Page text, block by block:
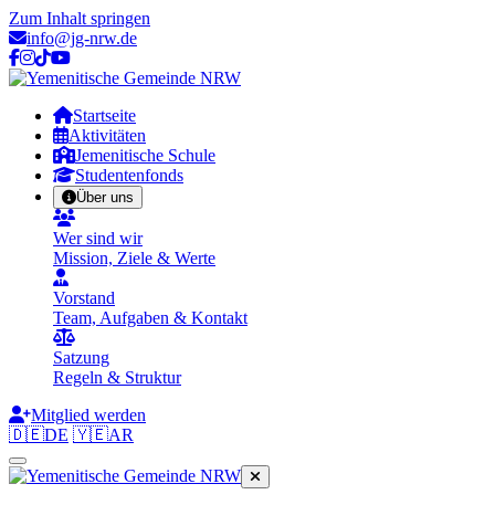
Zum Inhalt springen
info@jg-nrw.de
Startseite
Aktivitäten
Jemenitische Schule
Studentenfonds
Über uns
Wer sind wir
Mission, Ziele & Werte
Vorstand
Team, Aufgaben & Kontakt
Satzung
Regeln & Struktur
Mitglied werden
🇩🇪DE 🇾🇪AR